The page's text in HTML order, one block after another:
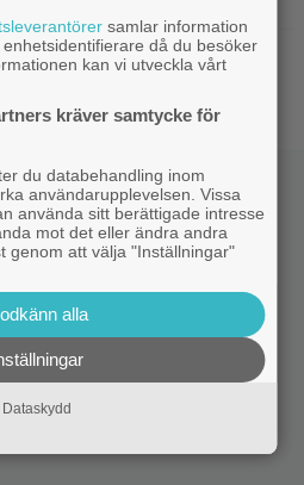
– efter briljant blinkning
samlar information
då du besöker
kan vi utveckla vårt
kräver samtycke för
du databehandling inom
användarupplevelsen. Vissa
använda sitt berättigade intresse
mot det eller ändra andra
genom att välja "Inställningar"
alla
Dataskydd